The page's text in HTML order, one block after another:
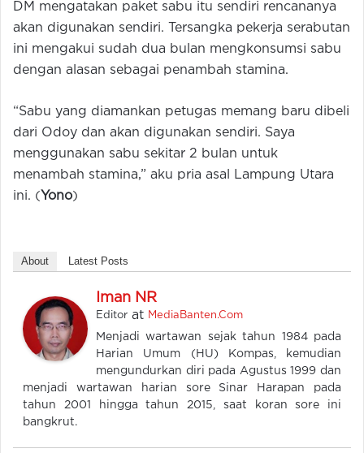
DM mengatakan paket sabu itu sendiri rencananya
akan digunakan sendiri. Tersangka pekerja serabutan
ini mengakui sudah dua bulan mengkonsumsi sabu
dengan alasan sebagai penambah stamina.
“Sabu yang diamankan petugas memang baru dibeli
dari Odoy dan akan digunakan sendiri. Saya
menggunakan sabu sekitar 2 bulan untuk
menambah stamina,” aku pria asal Lampung Utara
ini. ( Yono)
About Latest Posts
Iman NR
Editor at MediaBanten.Com
Menjadi wartawan sejak tahun 1984 pada
Harian Umum (HU) Kompas, kemudian
mengundurkan diri pada Agustus 1999 dan
menjadi wartawan harian sore Sinar Harapan pada
tahun 2001 hingga tahun 2015, saat koran sore ini
bangkrut.